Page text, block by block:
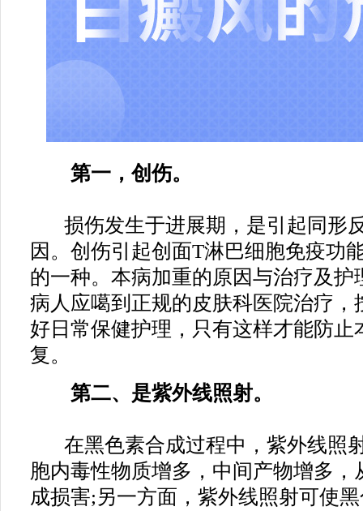
第一，创伤。
损伤发生于进展期，是引起同形
因。创伤引起创面T淋巴细胞免疫功
的一种。本病加重的原因与治疗及护
病人应噶到正规的皮肤科医院治疗，
好日常保健护理，只有这样才能防止
复。
第二、是紫外线照射。
在黑色素合成过程中，紫外线照
胞内毒性物质增多，中间产物增多，
成损害;另一方面，紫外线照射可使